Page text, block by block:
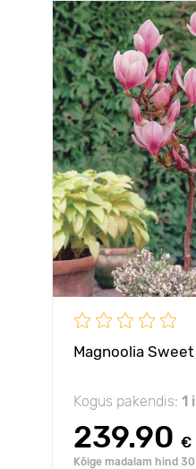
Magnoolia
Kogus pakendis: 1
239.90 €
Kõige madalam hind